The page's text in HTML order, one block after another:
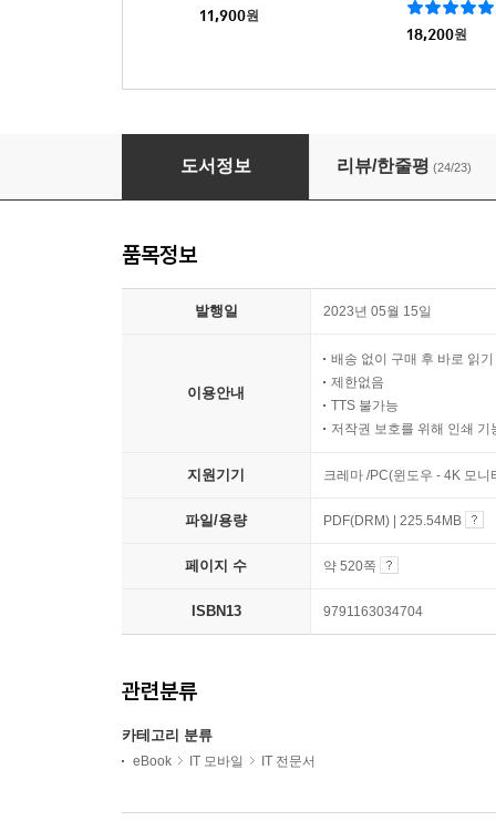
11,900원
18,200원
된다! 엑셀 수식 & 함수
도서정보 리뷰/한줄평 (24/23)
품목정보
발행일 2023년 05월 15일
이용안내
배송 없이 구매 후 바로 읽기
제한없음
TTS 불가능
저작권 보호를 위해 인쇄 기
지원기기 크레마 /PC(윈도우 - 4K 모
파일/용량 PDF(DRM) | 225.54MB
페이지 수 약 520쪽
ISBN13 9791163034704
관련분류
카테고리 분류
eBook IT 모바일 IT 전문서